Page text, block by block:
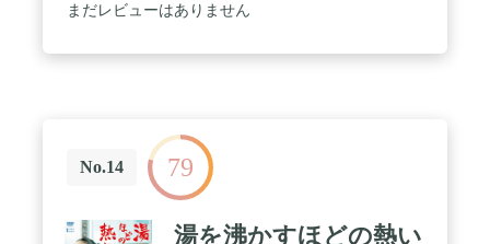
まだレビューはありません
No.14 79
湯を沸かすほどの熱い